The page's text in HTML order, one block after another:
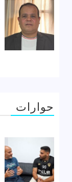
حوارات